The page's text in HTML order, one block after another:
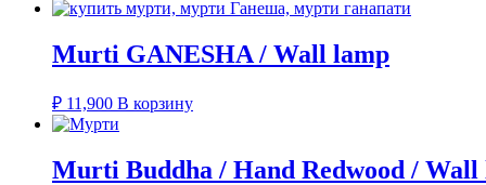
Murti GANESHA / Wall lamp
₽ 11,900 В корзину
Murti Buddha / Hand Redwood / Wall